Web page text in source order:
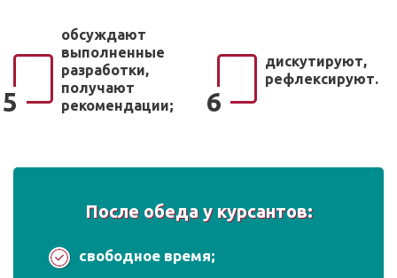
5
обсуждают
выполненные
разработки,
получают
рекомендации;
6
дискутируют,
рефлексируют.
После обеда у курсантов:
свободное время;